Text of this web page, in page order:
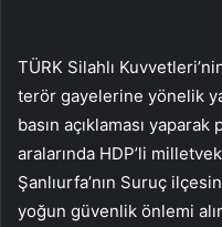
TÜRK Silahlı
terör gayelerine yönelik
basın açıklaması
aralarında HDP’li
Şanlıurfa’nın Suruç
yoğun güvenlik önlemi